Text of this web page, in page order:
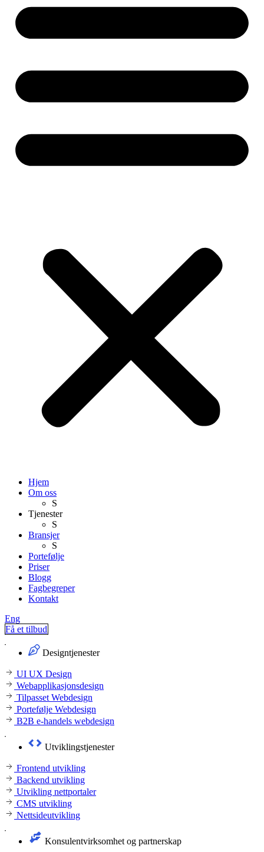
Hjem
Om oss
S
Tjenester
S
Bransjer
S
Portefølje
Priser
Blogg
Fagbegreper
Kontakt
Eng
Få et tilbud
Designtjenester
UI UX Design
Webapplikasjonsdesign
Tilpasset Webdesign
Portefølje Webdesign
B2B e-handels webdesign
Utviklingstjenester
Frontend utvikling
Backend utvikling
Utvikling nettportaler
CMS utvikling
Nettsideutvikling
Konsulentvirksomhet og partnerskap